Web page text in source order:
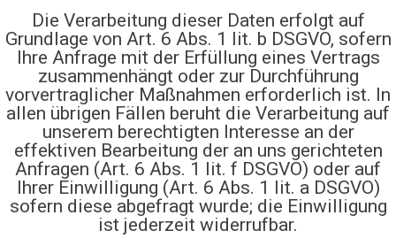
Die Verarbeitung dieser Daten erfolgt auf
Grundlage von Art. 6 Abs. 1 lit. b DSGVO, sofern
Ihre Anfrage mit der Erfüllung eines Vertrags
zusammenhängt oder zur Durchführung
vorvertraglicher Maßnahmen erforderlich ist. In
allen übrigen Fällen beruht die Verarbeitung auf
unserem berechtigten Interesse an der
effektiven Bearbeitung der an uns gerichteten
Anfragen (Art. 6 Abs. 1 lit. f DSGVO) oder auf
Ihrer Einwilligung (Art. 6 Abs. 1 lit. a DSGVO)
sofern diese abgefragt wurde; die Einwilligung
ist jederzeit widerrufbar.